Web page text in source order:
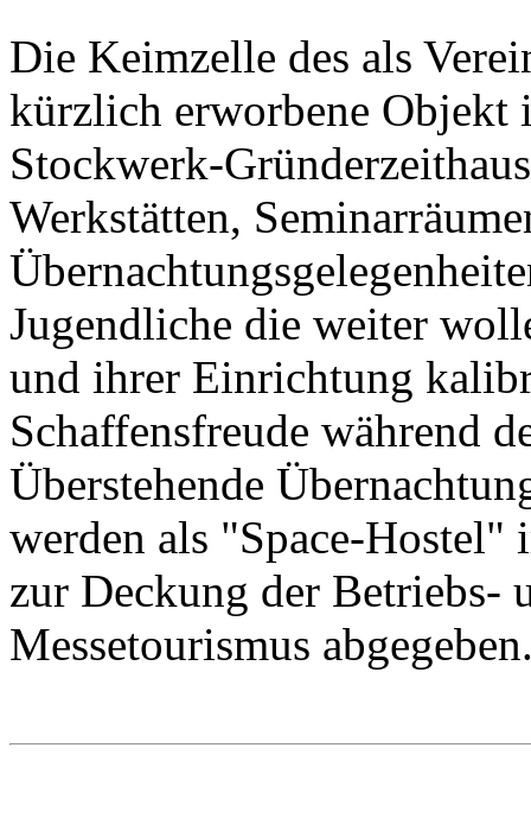
Die Keimzelle des als
kürzlich erworbene Objekt
Stockwerk-
Werkstätten,
Jugendliche die weiter
und ihrer Einrichtung
Schaffensfreude während
Überstehende
werden als "Space-
zur Deckung der Betriebs-
Messetourismus